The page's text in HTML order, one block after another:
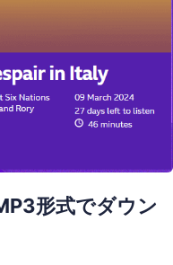
形式でダウン